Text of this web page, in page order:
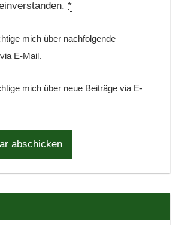
*
mich über nachfolgende
E-Mail.
mich über neue Beiträge via E-